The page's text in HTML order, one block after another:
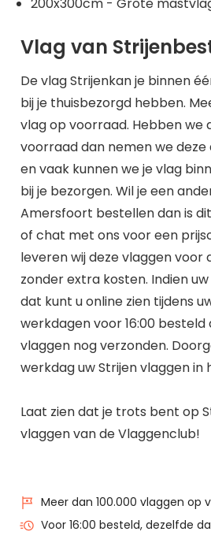
Vlag van
De vlag Strijenkan je binnen
bij je thuisbezorgd hebben.
vlag op voorraad. Hebben we
voorraad dan nemen we
en vaak kunnen we je vlag
bij je bezorgen. Wil je een
Amersfoort bestellen dan is
of chat met ons voor een
leveren wij deze vlaggen voor
zonder extra kosten. Indien
dat kunt u online zien tijdens
werkdagen voor 16:00 besteld
vlaggen nog verzonden.
werkdag uw Strijen vlaggen in
Laat zien dat je trots bent op
vlaggen van de Vlaggenclub!
Meer dan 100.000 vlaggen op
Voor 16:00 besteld, dezelfde